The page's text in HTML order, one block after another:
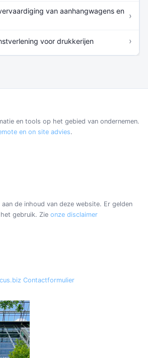
van aanhangwagens en ›
voor drukkerijen ›
en tools op het gebied van ondernemen.
en on site advies.
de inhoud van deze website. Er gelden
gebruik. Zie onze disclaimer
Contactformulier